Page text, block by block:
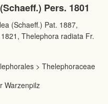
Pers. 1801
(Schaeff.) Pat. 1887,
Thelephora radiata Fr.
> Thelephoraceae
Warzenpilz